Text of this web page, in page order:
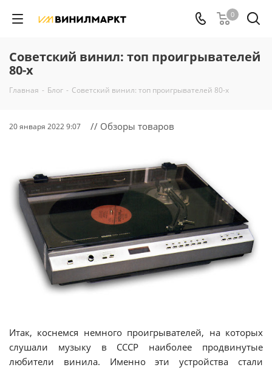
0
Советский винил: топ проигрывателей
80-х
Главная - Блог - Советский винил: топ проигрывателей 80-х
20 января 2022 9:07 // Обзоры товаров
Итак, коснемся немного проигрывателей, на которых
слушали музыку в СССР наиболее продвинутые
любители винила. Именно эти устройства стали